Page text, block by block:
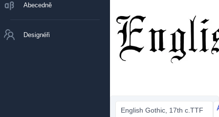
Abecedně
Designéři
English Gothic, 17th c.TTF